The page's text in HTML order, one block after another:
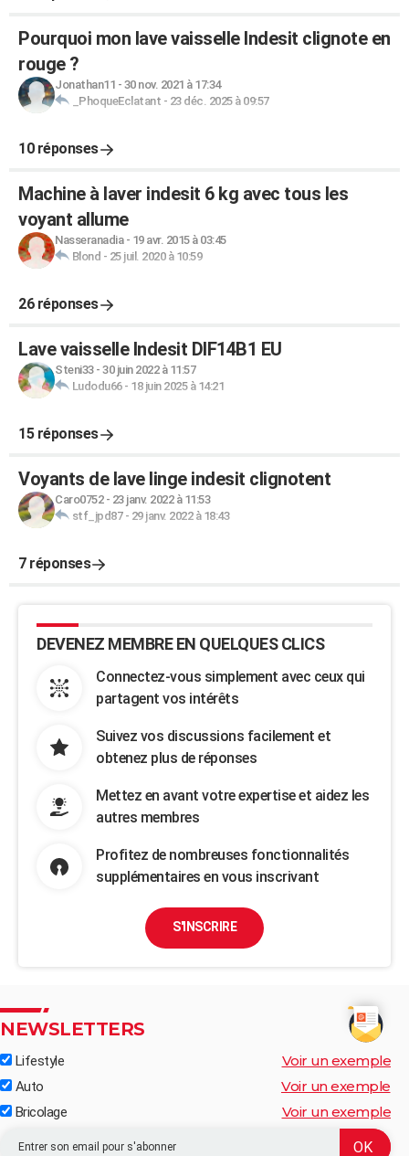
Pourquoi mon lave vaisselle Indesit clignote en
rouge ?
Jonathan11 - 30 nov. 2021 à 17:34
_PhoqueEclatant - 23 déc. 2025 à 09:57
10 réponses
Machine à laver indesit 6 kg avec tous les
voyant allume
Nasseranadia- 19 avr. 2015 à 03:45
Blond - 25 juil. 2020 à 10:59
26 réponses
Lave vaisselle Indesit DIF14B1 EU
Steni33- 30 juin 2022 à 11:57
Ludodu66- 18 juin 2025 à 14:21
15 réponses
Voyants de lave linge indesit clignotent
Caro0752- 23 janv. 2022 à 11:53
stf_jpd87- 29 janv. 2022 à 18:43
7 réponses
DEVENEZ MEMBRE EN QUELQUES CLICS
Connectez-vous simplement avec ceux qui
partagent vos intérêts
Suivez vos discussions facilement et
obtenez plus de réponses
Mettez en avant votre expertise et aidez les
autres membres
Profitez de nombreuses fonctionnalités
supplémentaires en vous inscrivant
S'INSCRIRE
NEWSLETTERS
Lifestyle Voir un exemple
Auto Voir un exemple
Bricolage Voir un exemple